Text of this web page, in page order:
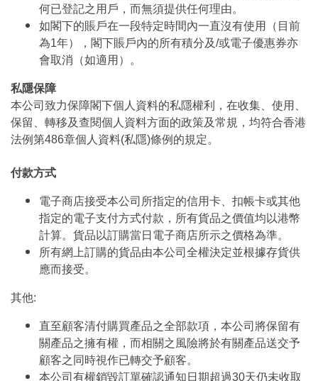
何已登記之用戶，而無須提供任何理由。
如閣下的賬戶在一段特定時間內一直沒有使用（目前
為1年），閣下賬戶內的所有積分及/或電子優惠券亦
會取消（如適用）。
私隱保障
本公司致力保障閣下個人資料的私隱權利，在收集、使用、
保留、轉移及查閱個人資料方面的政策及常規，均符合香港
法例第486章個人資料(私隱)條例的規定。
付款方式
電子商店接受本公司所指定的信用卡、扣帳卡或其他
指定的電子支付方式付款，所有貨品之價值均以港幣
計算。貨品以訂購當日電子商店所示之價格為準。
所有網上訂購的貨品由本公司全權決定並根據存貨供
應而接受。
其他:
直至顧客清付購買產品之全部款項，本公司將保留有
關產品之擁有權，而相關之風險將於有關產品送交予
顧客之同時視作已轉交予顧客。
本公司有權銷毀訂單確認通知日期超過30天仍未收取